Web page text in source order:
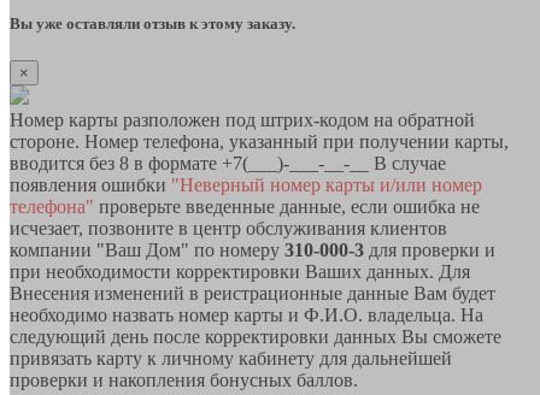
Вы уже оставляли отзыв к этому заказу.
×
Номер карты разположен под штрих-кодом на обратной
стороне. Номер телефона, указанный при получении карты,
вводится без 8 в формате +7(___)-___-__-__ В случае
появления ошибки "Неверный номер карты и/или номер
телефона" проверьте введенные данные, если ошибка не
исчезает, позвоните в центр обслуживания клиентов
компании "Ваш Дом" по номеру 310-000-3 для проверки и
при необходимости корректировки Ваших данных. Для
Внесения изменений в реистрационные данные Вам будет
необходимо назвать номер карты и Ф.И.О. владельца. На
следующий день после корректировки данных Вы сможете
привязать карту к личному кабинету для дальнейшей
проверки и накопления бонусных баллов.